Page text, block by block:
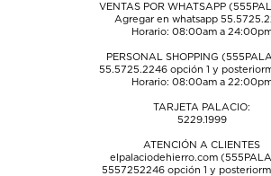
VENTAS POR WHATSAPP
Agregar en whatsapp
Horario: 08:00am a
PERSONAL SHOPPING
55.5725.2246opción 1 y
Horario: 08:00am a
TARJETA PALACIO:
5229.1999
ATENCIÓN A CLIENTES
elpalaciodehierro.com
5557252246opción 1 y